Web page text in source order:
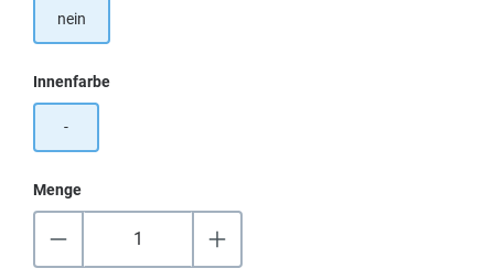
nein
Innenfarbeauswählen
-
Menge